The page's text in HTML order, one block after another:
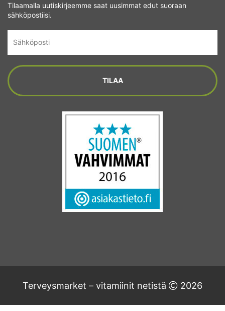
Tilaamalla uutiskirjeemme saat uusimmat edut suoraan
sähköpostiisi.
Terveysmarket – vitamiinit netistä 2026